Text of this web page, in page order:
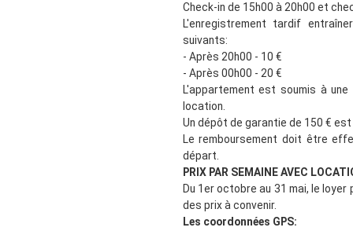
Check-in de 15h00 à 20h00 et
L'enregistrement tardif
suivants:
- Après 20h00 - 10 €
- Après 00h00 - 20 €
L'appartement est soumis à une
location.
Un dépôt de garantie de 150 €
Le remboursement doit être
départ.
PRIX PAR SEMAINE AVEC
Du 1er octobre au 31 mai, le
des prix à convenir.
Les coordonnées GPS: